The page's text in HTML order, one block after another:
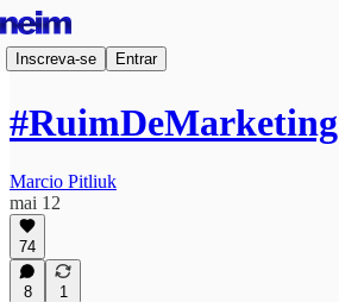
Inscreva-se Entrar
#RuimDeMarketing
Marcio Pitliuk
mai 12
74
8 1